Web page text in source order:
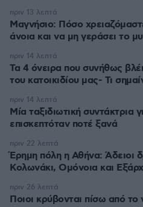
Μαγνήσιο: Πόσο
άνοια και να μη γεράσει το
πριν 13 λεπτά
Τα 4 όνειρα που συνήθως
του κατοικιδίου μας- Τι
πριν 14 λεπτά
Μία ταξιδιωτική συντάκτρια
επισκεπτόταν ποτέ ξανά
πριν 14 λεπτά
Έρημη πόλη η Αθήνα: Άδειοι
Κολωνάκι, Ομόνοια και
πριν 22 λεπτά
Ποιοι κρύβονται πίσω από
πριν 26 λεπτά